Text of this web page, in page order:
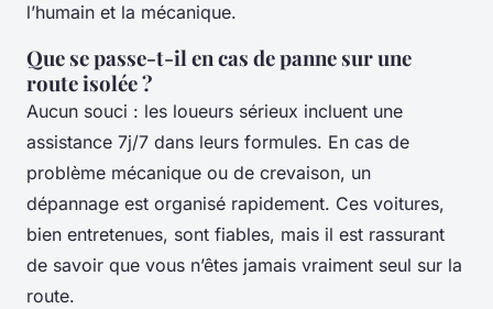
l’humain et la mécanique.
Que se passe-t-il en cas de panne sur une
route isolée ?
Aucun souci : les loueurs sérieux incluent une
assistance 7j/7 dans leurs formules. En cas de
problème mécanique ou de crevaison, un
dépannage est organisé rapidement. Ces voitures,
bien entretenues, sont fiables, mais il est rassurant
de savoir que vous n’êtes jamais vraiment seul sur la
route.